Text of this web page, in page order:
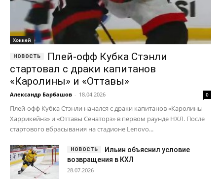
Хоккей
Плей-офф Кубка Стэнли
стартовал с драки капитанов
«Каролины» и «Оттавы»
Александр Барбашов - 18.04.2026 0
Плей-офф Кубка Стэнли начался с драки капитанов «Каролины
Харрикейнз» и «Оттавы Сенаторз» в первом раунде НХЛ. После
стартового вбрасывания на стадионе Lenovo...
Ильин объяснил условие
возвращения в КХЛ
28.07.2026